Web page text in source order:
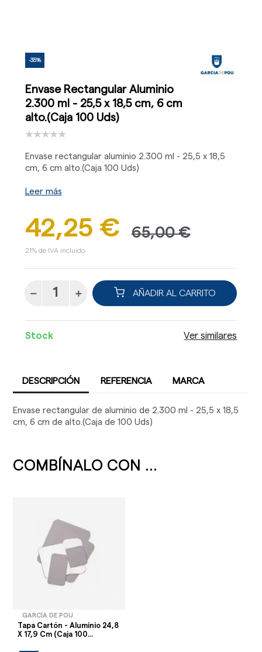
-35%
Envase Rectangular Aluminio
2.300 ml - 25,5 x 18,5 cm, 6 cm
alto.(Caja 100 Uds)
Envase rectangular aluminio 2.300 ml - 25,5 x 18,5
cm, 6 cm alto.(Caja 100 Uds)
Leer más
42,25 € 65,00 €
21% de IVA incluido.
AÑADIR AL CARRITO
Stock Ver similares
DESCRIPCIÓN REFERENCIA MARCA
Envase rectangular de aluminio de 2.300 ml - 25,5 x 18,5
cm, 6 cm de alto.(Caja de 100 Uds)
COMBÍNALO CON ...
GARCÍA DE POU
Tapa Cartón - Aluminio 24,8
X 17,9 Cm (Caja 100...